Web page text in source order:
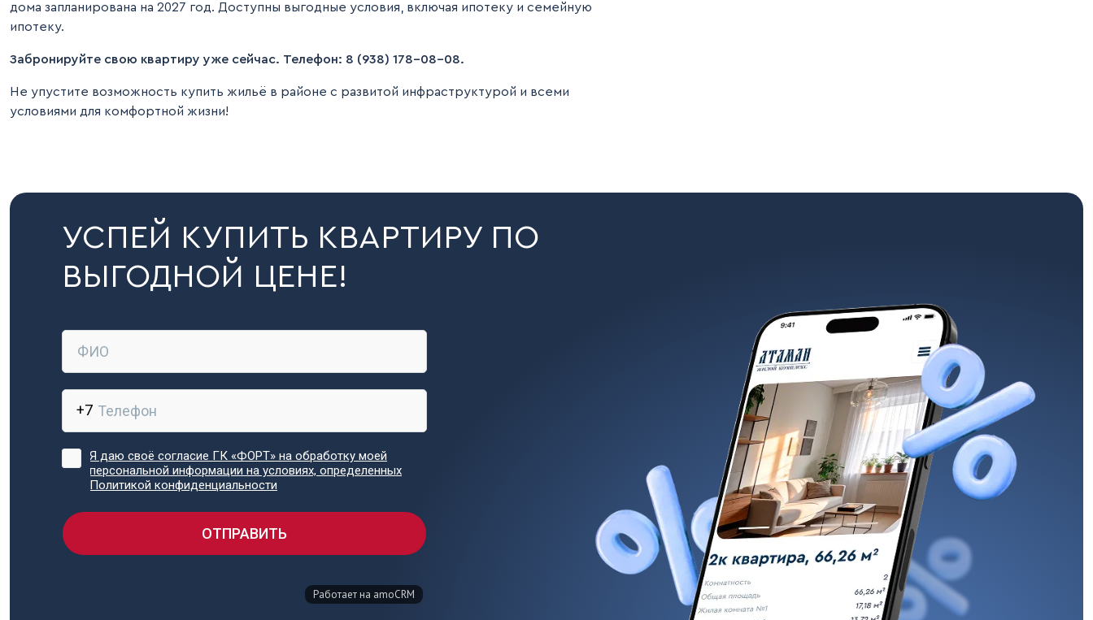
дома запланирована на 2027 год. Доступны выгодные условия, включая ипотеку и семейную
ипотеку.
Забронируйте свою квартиру уже сейчас. Телефон: 8 (938) 178-08-08.
Не упустите возможность купить жильё в районе с развитой инфраструктурой и всеми
условиями для комфортной жизни!
УСПЕЙ КУПИТЬ КВАРТИРУ ПО
ВЫГОДНОЙ ЦЕНЕ!